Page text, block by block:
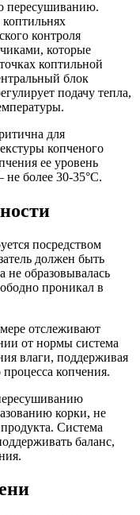
пересушиванию.
контроля
которые
коптильной
блок
подачу тепла,
для
копченого
ее уровень
не более 30-35°C.
посредством
должен быть
не образовывалась
проникал в
отслеживают
от нормы система
влаги, поддерживая
копчения.
корки, не
Система
баланс,